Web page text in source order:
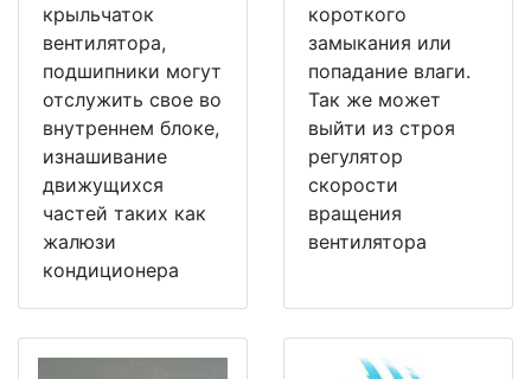
крыльчаток
вентилятора,
подшипники могут
отслужить свое во
внутреннем блоке,
изнашивание
движущихся
частей таких как
жалюзи
кондиционера
короткого
замыкания или
попадание влаги.
Так же может
выйти из строя
регулятор
скорости
вращения
вентилятора